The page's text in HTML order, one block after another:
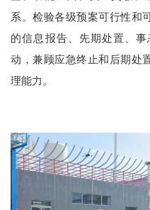
系。检验各级预案可行性和
的信息报告、先期处置、
动，兼顾应急终止和后期处
理能力。